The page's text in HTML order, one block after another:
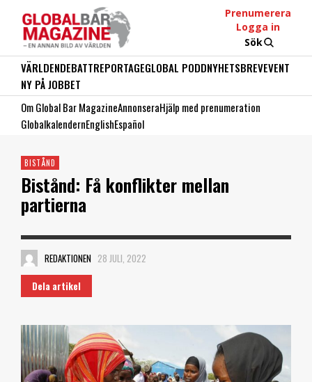
Prenumerera
Logga in
Sök
VÄRLDENDEBATTREPORTAGEGLOBAL PODDNYHETSBREVEVENT
NY PÅ JOBBET
Om Global Bar MagazineAnnonseraHjälp med prenumeration
GlobalkalendernEnglishEspañol
BISTÅND
Bistånd: Få konflikter mellan
partierna
REDAKTIONEN 28 JULI, 2022
Dela artikel